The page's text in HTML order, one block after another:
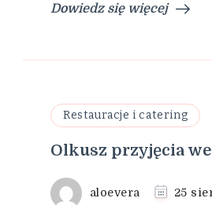
Dowiedz się więcej
Restauracje i catering
Olkusz przyjęcia
aloevera 25